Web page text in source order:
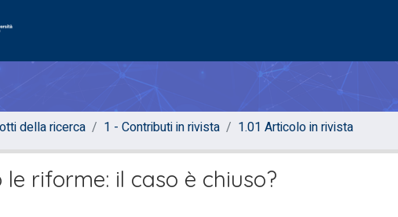
della ricerca 1 - Contributi in rivista 1.01 Articolo in rivista
riforme: il caso è chiuso?